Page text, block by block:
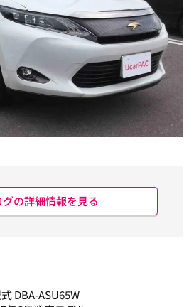
の詳細情報を見る
DBA-ASU65W